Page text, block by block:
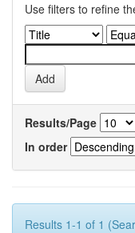
Use filters to refine
Results/Page
In order
Results 1-1 of 1